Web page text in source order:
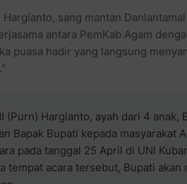
Hargianto, sang mantan
antara PemKab Agam
puasa hadir yang langsung
(Purn) Hargianto, ayah dari 4
Bapak Bupati kepada masyarakat
pada tanggal 25 April di UNI
tempat acara tersebut, Bupati